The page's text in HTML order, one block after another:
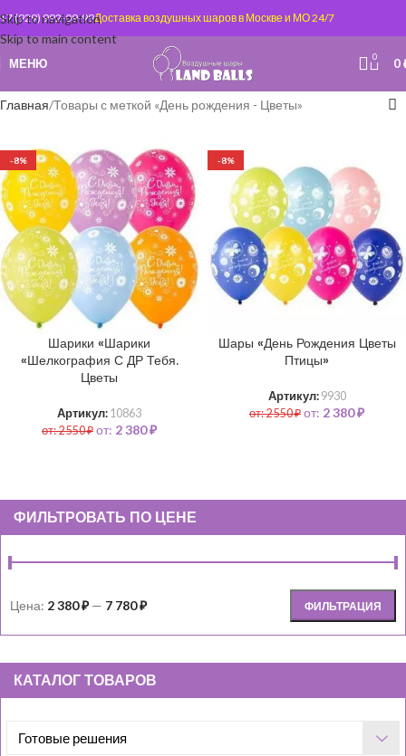
Skip to navigation
Skip to main content
+7 (929) 992-09-99Доставка воздушных шаров в Москве и МО 24/7
МЕНЮ 0 0
ФИЛЬТРОВАТЬ ПО ЦЕНЕ
ФИЛЬТРАЦИЯ
Цена: 2 380 ₽— 7 780 ₽
КАТАЛОГ ТОВАРОВ
Готовые решения
Главная Товары с меткой «День рождения - Цветы»
-8%
Шарики «Шарики
«Шелкография С ДР Тебя.
Цветы
Артикул: 10863
от:2 550₽ от: 2 380₽
-8%
Шары «День Рождения Цветы
Птицы»
Артикул: 9930
от:2 550₽ от: 2 380₽